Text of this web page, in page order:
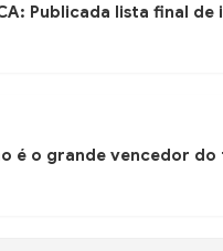
Publicada lista final
é o grande vencedor